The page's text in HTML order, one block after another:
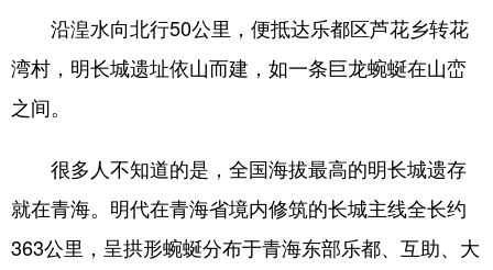
沿湟水向北行50公里，便抵达乐都区芦花乡转花
湾村，明长城遗址依山而建，如一条巨龙蜿蜒在山峦
之间。
很多人不知道的是，全国海拔最高的明长城遗存
就在青海。明代在青海省境内修筑的长城主线全长约
363公里，呈拱形蜿蜒分布于青海东部乐都、互助、大